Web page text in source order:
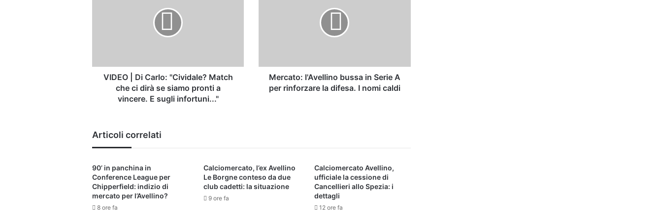
dirà
sugli
infortuni..."
VIDEO | Di Carlo: "Cividale? Match
che ci dirà se siamo pronti a
vincere. E sugli infortuni..."
la
difesa.
Mercato: l'Avellino bussa in Serie A
per rinforzare la difesa. I nomi caldi
Articoli correlati
90’ in panchina in
Conference League per
Chipperfield: indizio di
mercato per l’Avellino?
8 ore fa
Calciomercato, l’ex Avellino
Le Borgne conteso da due
club cadetti: la situazione
9 ore fa
Calciomercato Avellino,
ufficiale la cessione di
Cancellieri allo Spezia: i
dettagli
12 ore fa